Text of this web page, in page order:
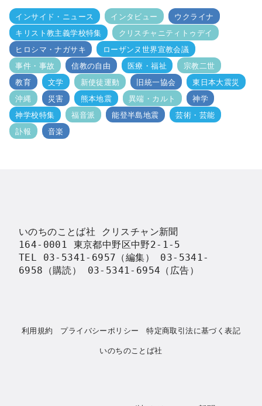
インサイド・ニュース インタビュー
ウクライナ
キリスト教主義学校特集
クリスチャニティトゥデイ
ヒロシマ・ナガサキ
ローザンヌ世界宣教会議
事件・事故
信教の自由 医療・福祉
宗教二世
教育
文学 新使徒運動 旧統一協会
東日本大震災
沖縄
災害 熊本地震 異端・カルト
神学
神学校特集
福音派 能登半島地震
芸術・芸能
訃報
音楽
いのちのことば社 クリスチャン新聞
164-0001 東京都中野区中野2-1-5
TEL 03-5341-6957（編集） 03-5341-
6958（購読） 03-5341-6954（広告）
利用規約 プライバシーポリシー
特定商取引法に基づく表記
いのちのことば社